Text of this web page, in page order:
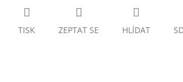
TISK ZEPTAT SE HLÍDAT